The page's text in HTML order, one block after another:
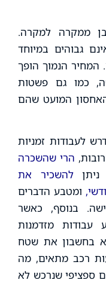
ממקרה למקרה.
גבוהים במיוחד
המחיר הנמוך הופך
כמו גם פשטות
המועט שהם
לעבודות זמניות
הרי שהשכרה
ניתןלהשכיר את
ומטבע הדברים
בנוסף, כאשר
עבודות מזדמנות
בחשבון את שטח
רכב מתאים, מה
ספציפי שנרכש לא